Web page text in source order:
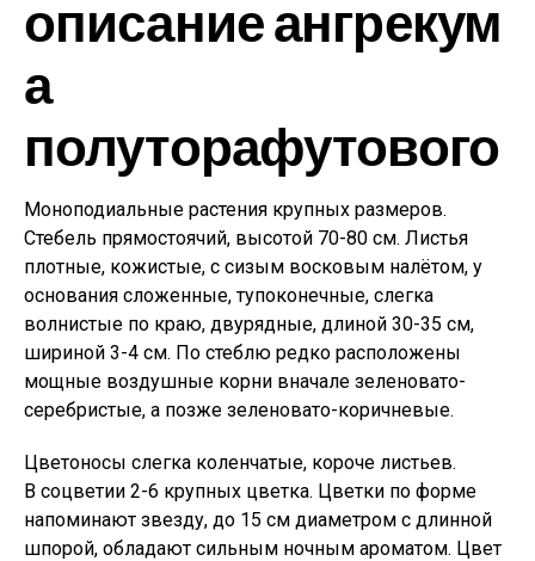
описание ангрекум
а
полуторафутового
Моноподиальные растения крупных размеров.
Стебель прямостоячий, высотой 70-80 см. Листья
плотные, кожистые, с сизым восковым налётом, у
основания сложенные, тупоконечные, слегка
волнистые по краю, двурядные, длиной 30-35 см,
шириной 3-4 см. По стеблю редко расположены
мощные воздушные корни вначале зеленовато-
серебристые, а позже зеленовато-коричневые.
Цветоносы слегка коленчатые, короче листьев.
В соцветии 2-6 крупных цветка. Цветки по форме
напоминают звезду, до 15 см диаметром с длинной
шпорой, обладают сильным ночным ароматом. Цвет